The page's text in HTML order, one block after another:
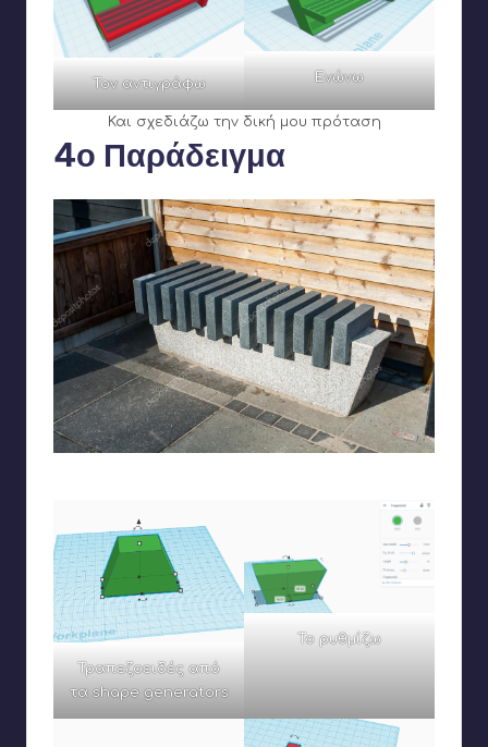
Τον αντιγράφω Ενώνω
Και σχεδιάζω την δική μου πρόταση
4ο Παράδειγμα
Τραπεζοειδές από
τα shape generators
Το ρυθμίζω